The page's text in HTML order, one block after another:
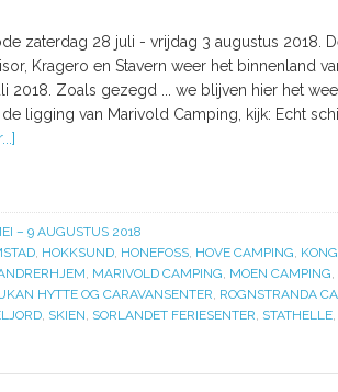
zaterdag 28 juli - vrijdag 3 augustus 2018.
Kragero en Stavern weer het binnenland
2018. Zoals gezegd ... we blijven hier het
ligging van Marivold Camping, kijk: Echt
– 9 AUGUSTUS 2018
, HOKKSUND, HONEFOSS, HOVE CAMPING,
, MARIVOLD CAMPING, MOEN CAMPING,
HYTTE OG CARAVANSENTER, ROGNSTRANDA
, SKIEN, SORLANDET FERIESENTER, STATHELLE,